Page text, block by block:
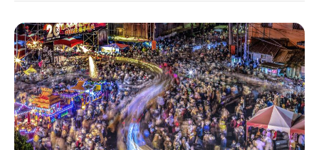
見桐花花況預測平台。 新竹縣客家桐花祭．桐遊湖
口健行趣